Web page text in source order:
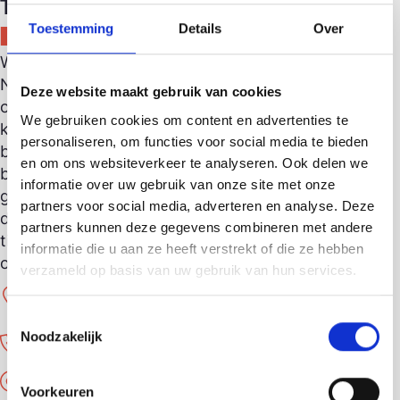
Toestemming Details Over
Deze website maakt gebruik van cookies
We gebruiken cookies om content en advertenties te
personaliseren, om functies voor social media te bieden
en om ons websiteverkeer te analyseren. Ook delen we
informatie over uw gebruik van onze site met onze
partners voor social media, adverteren en analyse. Deze
partners kunnen deze gegevens combineren met andere
informatie die u aan ze heeft verstrekt of die ze hebben
verzameld op basis van uw gebruik van hun services.
Noodzakelijk
Voorkeuren
Nijmegen
Welkom in de winkel van Terre des Hommes in
Nijmegen! Wij verkopen prachtige gebruikte en
ongebruikte spullen, zoals: dames-, heren- en
kinderkleding, schoenen, sieraden, accessoires,
brocante, serviezen, (houten) speelgoed,
boeken en woonaccessoires. Heb je spullen van
goede kwaliteit die je niet meer gebruikt en wilt
doneren aan deze winkel? Kom dan langs
tijdens onze openingstijden. Lukt dit niet, bel
ons. Alvast hartelijk dank voor je inbreng!
0649638699